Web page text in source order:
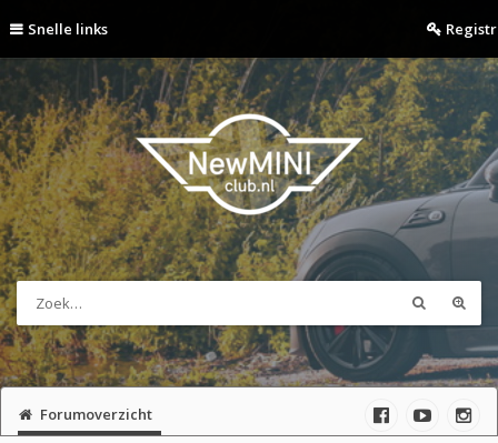
Snelle links
Forumoverzicht